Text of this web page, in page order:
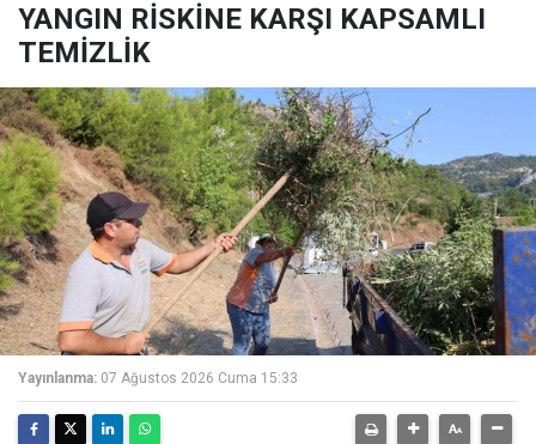
YANGIN RİSKİNE KARŞI KAPSAMLI
TEMİZLİK
Yayınlanma: 07 Ağustos 2026 Cuma 15:33